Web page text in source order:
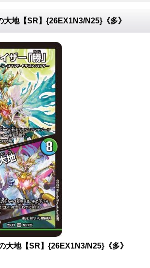
地【SR】{26EX1N3/N25}《多》
大地【SR】{26EX1N3/N25}《多》